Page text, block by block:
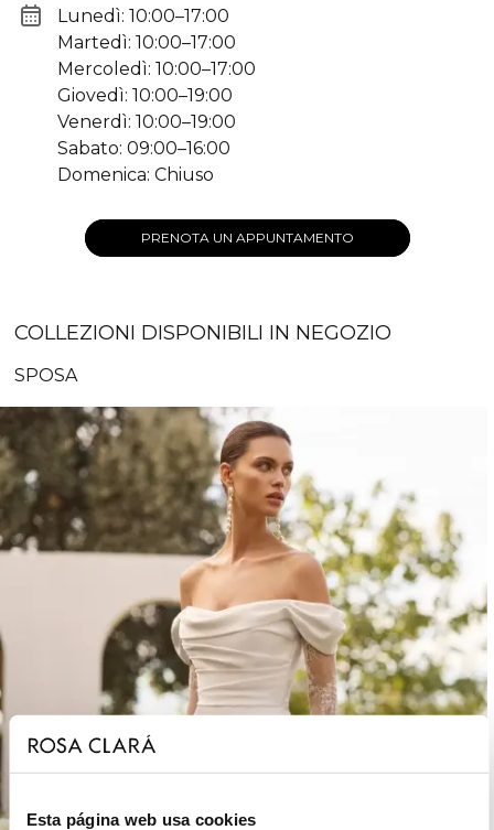
Esta página web usa cookies
Lunedì: 10:00–17:00
Martedì: 10:00–17:00
Mercoledì: 10:00–17:00
Giovedì: 10:00–19:00
Venerdì: 10:00–19:00
Sabato: 09:00–16:00
Domenica: Chiuso
PRENOTA UN APPUNTAMENTO
COLLEZIONI DISPONIBILI IN NEGOZIO
SPOSA